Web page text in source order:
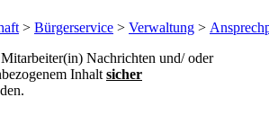
> Bürgerservice > Verwaltung >
Nachrichten und/ oder
Inhalt sicher